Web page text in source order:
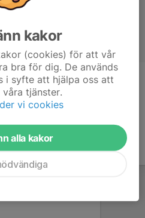
kakor
(cookies) för att vår
bra för dig. De används
i syfte att hjälpa oss att
tjänster.
vi cookies
alla kakor